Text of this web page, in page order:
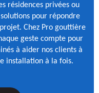
résidences privées ou
pour répondre
Chez Pro gouttière
geste compte pour
à aider nos clients à
installation à la fois.